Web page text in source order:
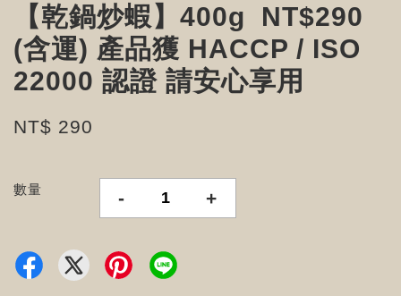
【乾鍋炒蝦】400g NT$290
(含運) 產品獲 HACCP / ISO
22000 認證 請安心享用
NT$ 290
數量 - +